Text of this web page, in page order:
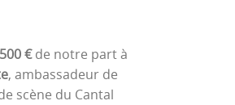
€de notre part à
, ambassadeur de
scène du Cantal